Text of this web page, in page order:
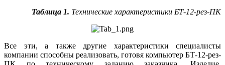
Таблица 1. Технические характеристики БТ‑12-рез-ПК
Все эти, а также другие характеристики специалисты
компании способны реализовать, готовя компьютер БТ‑12-рез-